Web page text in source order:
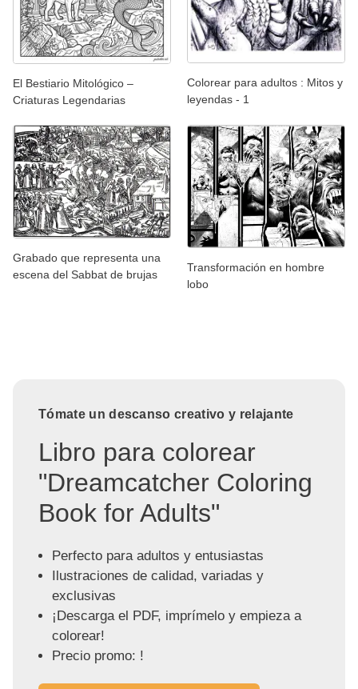
El Bestiario Mitológico –
Criaturas Legendarias
Colorear para adultos : Mitos y
leyendas - 1
Grabado que representa una
escena del Sabbat de brujas
Transformación en hombre
lobo
Tómate un descanso creativo y relajante
Libro para colorear
"Dreamcatcher Coloring
Book for Adults"
Perfecto para adultos y entusiastas
Ilustraciones de calidad, variadas y
exclusivas
¡Descarga el PDF, imprímelo y empieza a
colorear!
Precio promo: !